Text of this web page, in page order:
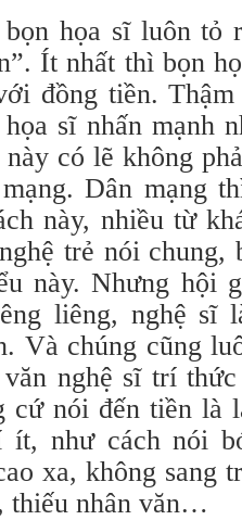
họa sĩ luôn tỏ
Ít nhất thì bọn
đồng tiền.
sĩ nhấn mạnh
có lẽ không
Dân mạng
này, nhiều từ
trẻ nói chung,
này. Nhưng hội
liêng, nghệ sĩ
Và chúng cũng
nghệ sĩ trí
cứ nói đến tiền là
ít, như cách nói
xa, không sang
thiếu nhân văn…